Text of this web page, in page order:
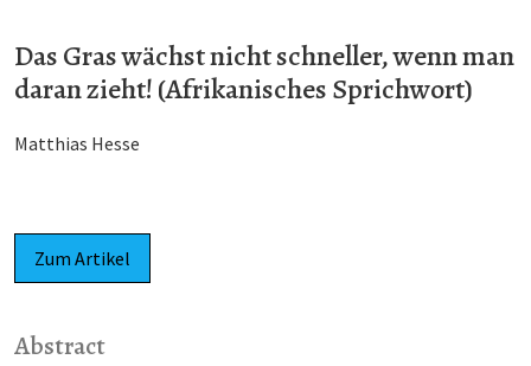
Das Gras wächst nicht schneller, wenn man
daran zieht! (Afrikanisches Sprichwort)
Matthias Hesse
Zum Artikel
Abstract